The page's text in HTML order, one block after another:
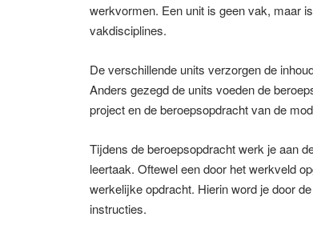
werkvormen. Een unit is geen vak, maar
vakdisciplines.
De verschillende units verzorgen de
Anders gezegd de units voeden de
project en de beroepsopdracht van de
Tijdens de beroepsopdracht werk je aan
leertaak. Oftewel een door het werkveld
werkelijke opdracht. Hierin word je door
instructies.